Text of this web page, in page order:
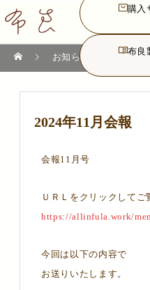
購入
布良
お知らせ 2024
2024年11月会報
会報11月号
ＵＲＬをクリックしてご
https://allinfula.work/
今回は以下の内容で
お送りいたします。